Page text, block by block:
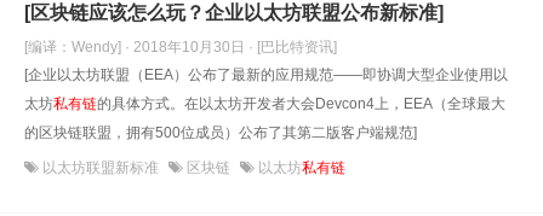
[区块链应该怎么玩？企业以太坊联盟公布新标准]
[编译：Wendy] · 2018年10月30日 · [巴比特资讯]
[企业以太坊联盟（EEA）公布了最新的应用规范——即协调大型企业使用以
太坊私有链的具体方式。在以太坊开发者大会Devcon4上，EEA（全球最大
的区块链联盟，拥有500位成员）公布了其第二版客户端规范]
以太坊联盟新标准 区块链 以太坊私有链